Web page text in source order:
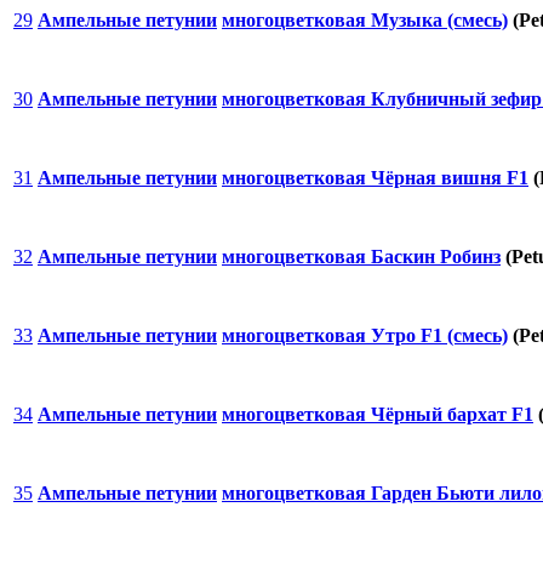
29 Ампельные петунии многоцветковая Музыка (смесь)
30 Ампельные петунии многоцветковая Клубничный
31 Ампельные петунии многоцветковая Чёрная вишня F1
32 Ампельные петунии многоцветковая Баскин Робинз
33 Ампельные петунии многоцветковая Утро F1 (смесь)
34 Ампельные петунии многоцветковая Чёрный бархат F1
35 Ампельные петунии многоцветковая Гарден Бьюти